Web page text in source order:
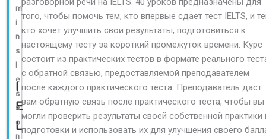
I
E
L
m
i
n
s
e
s
s
o
n
того, чтобы помочь тем, кто впервые сдает тест IELTS, и
кто хочет улучшить свои результаты, подготовиться к
настоящему тесту за короткий промежуток времени. Курс
состоит из практических тестов в формате реального
с обратной связью, предоставляемой преподавателем
после каждого практического теста. Преподаватель даст
вам обратную связь после практического теста, чтобы вы
могли проверить результаты своей собственной практики
подготовки и использовать их для улучшения своего